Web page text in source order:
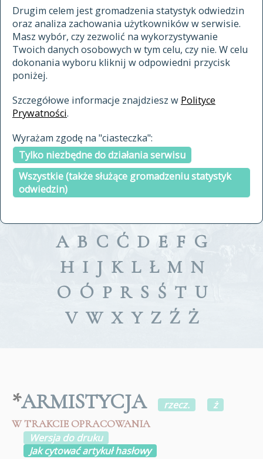
Drugim celem jest gromadzenia statystyk odwiedzin
oraz analiza zachowania użytkowników w serwisie.
Masz wybór, czy zezwolić na wykorzystywanie
Twoich danych osobowych w tym celu, czy nie. W celu
dokonania wyboru kliknij w odpowiedni przycisk
poniżej.
Szczegółowe informacje znajdziesz w Polityce
Prywatności.
Wyrażam zgodę na "ciasteczka":
Tylko niezbędne do działania serwisu
Wszystkie (także służące gromadzeniu statystyk
odwiedzin)
materiały archiwalne
cytowanie
kontakt
indeksie
a fronte
a tergo
A B C Ć D E F G
H I J K L Ł M N
O Ó P R S Ś T U
V W X Y Z Ź Ż
*ARMISTYCJA rzecz.
ż
W TRAKCIE OPRACOWANIA
Wersja do druku
Jak cytować artykuł hasłowy